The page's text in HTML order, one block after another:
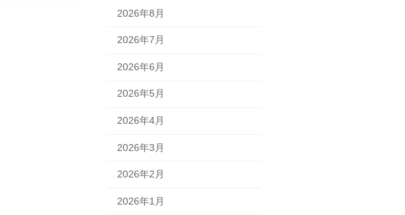
2026年8月
2026年7月
2026年6月
2026年5月
2026年4月
2026年3月
2026年2月
2026年1月